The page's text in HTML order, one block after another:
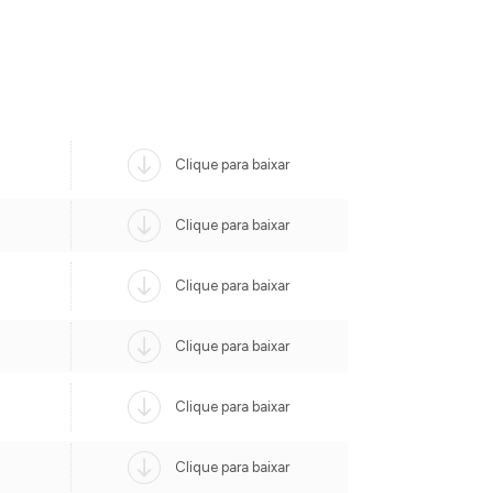
Clique para baixar
Clique para baixar
Clique para baixar
Clique para baixar
Clique para baixar
Clique para baixar